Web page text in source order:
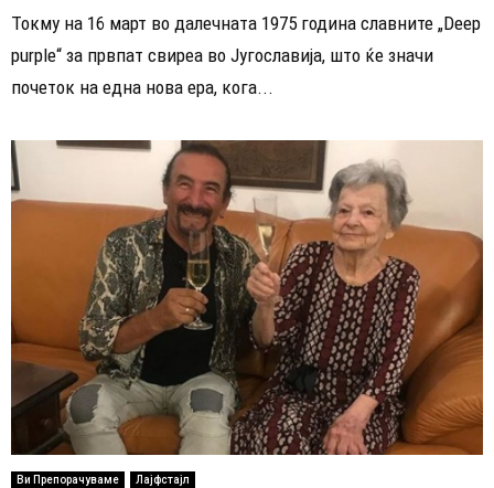
Токму на 16 март во далечната 1975 година славните „Deep
purple“ за првпат свиреа во Југославија, што ќе значи
почеток на една нова ера, кога...
Ви Препорачуваме Лајфстајл